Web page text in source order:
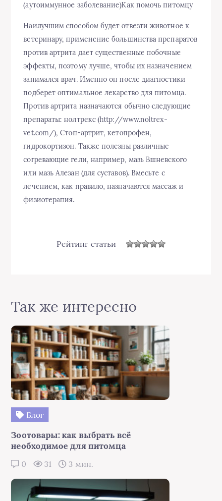
(аутоиммунное заболевание)Как помочь питомцу
Наилучшим способом будет отвезти животное к
ветеринару, применение большинства препаратов
против артрита дает существенные побочные
эффекты, поэтому лучше, чтобы их назначением
занимался врач. Именно он после диагностики
подберет оптимальное лекарство для питомца.
Против артрита назначаются обычно следующие
препараты: нолтрекс (http://www.noltrex-
vet.com/), Стоп-артрит, кетопрофен,
гидрокортизон. Также полезны различные
согревающие гели, например, мазь Вшневского
или мазь Алезан (для суставов). Вмесьте с
лечением, как правило, назначаются массаж и
физиотерапия.
Рейтинг статьи
Так же интересно
Блог
Зоотовары: как выбрать всё
необходимое для питомца
0 31 3 мин.